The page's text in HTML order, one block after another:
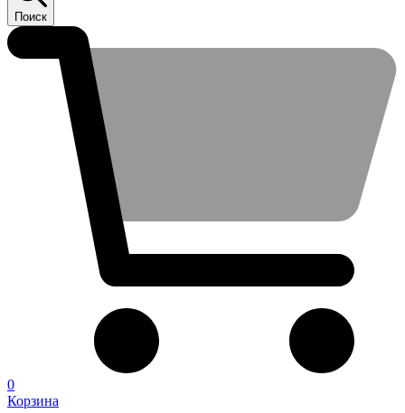
Поиск
0
Корзина